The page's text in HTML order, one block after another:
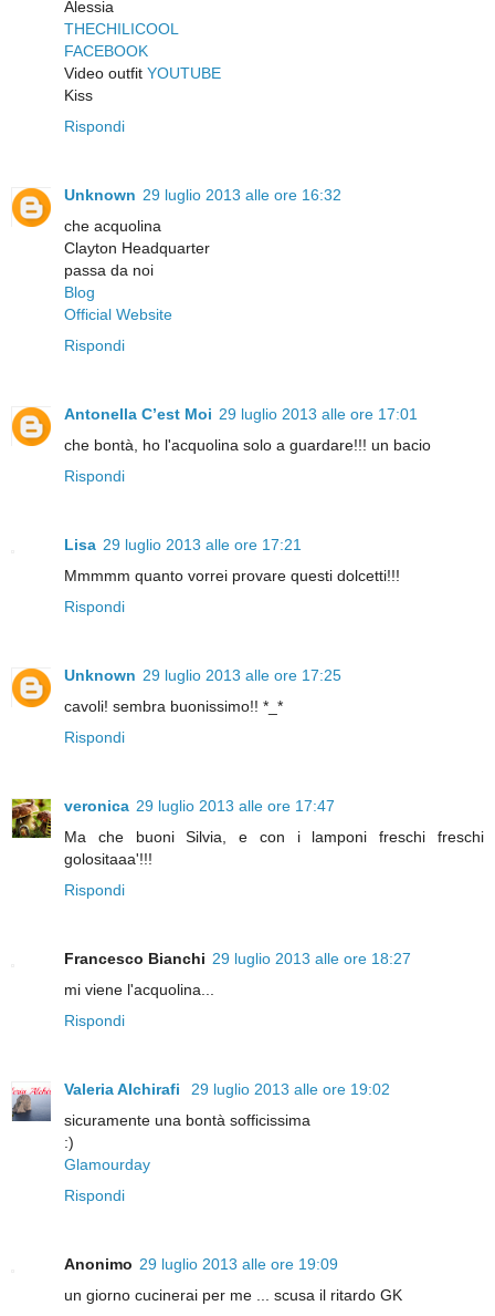
Alessia
THECHILICOOL
FACEBOOK
Video outfit YOUTUBE
Kiss
Rispondi
Unknown 29 luglio 2013 alle ore 16:32
che acquolina
Clayton Headquarter
passa da noi
Blog
Official Website
Rispondi
Antonella C’est Moi 29 luglio 2013 alle ore 17:01
che bontà, ho l'acquolina solo a guardare!!! un bacio
Rispondi
Lisa 29 luglio 2013 alle ore 17:21
Mmmmm quanto vorrei provare questi dolcetti!!!
Rispondi
Unknown 29 luglio 2013 alle ore 17:25
cavoli! sembra buonissimo!! *_*
Rispondi
veronica 29 luglio 2013 alle ore 17:47
Ma che buoni Silvia, e con i lamponi freschi freschi
golositaaa'!!!
Rispondi
Francesco Bianchi 29 luglio 2013 alle ore 18:27
mi viene l'acquolina...
Rispondi
Valeria Alchirafi
29 luglio 2013 alle ore 19:02
sicuramente una bontà sofficissima
:)
Glamourday
Rispondi
Anonimo 29 luglio 2013 alle ore 19:09
un giorno cucinerai per me ... scusa il ritardo GK